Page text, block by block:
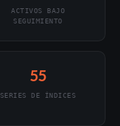
ACTIVOS BAJO
SEGUIMIENTO
55
SERIES DE ÍNDICES